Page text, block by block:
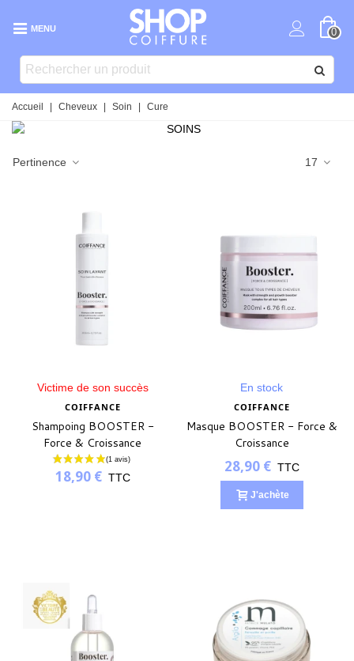
MENU 0
Accueil Cheveux Soin Cure
Pertinence 17
Victime de son succès
COIFFANCE
Shampoing BOOSTER -
Force & Croissance
18,90 € TTC
En stock
COIFFANCE
Masque BOOSTER - Force &
Croissance
28,90 € TTC
J'achète